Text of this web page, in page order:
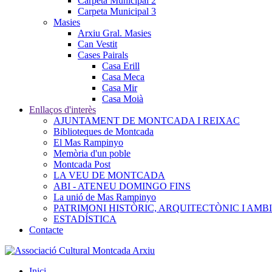
Carpeta Municipal 3
Masies
Arxiu Gral. Masies
Can Vestit
Cases Pairals
Casa Erill
Casa Meca
Casa Mir
Casa Moià
Enllaços d'interès
AJUNTAMENT DE MONTCADA I REIXAC
Biblioteques de Montcada
El Mas Rampinyo
Memòria d'un poble
Montcada Post
LA VEU DE MONTCADA
ABI - ATENEU DOMINGO FINS
La unió de Mas Rampinyo
PATRIMONI HISTÒRIC, ARQUITECTÒNIC I
ESTADÍSTICA
Contacte